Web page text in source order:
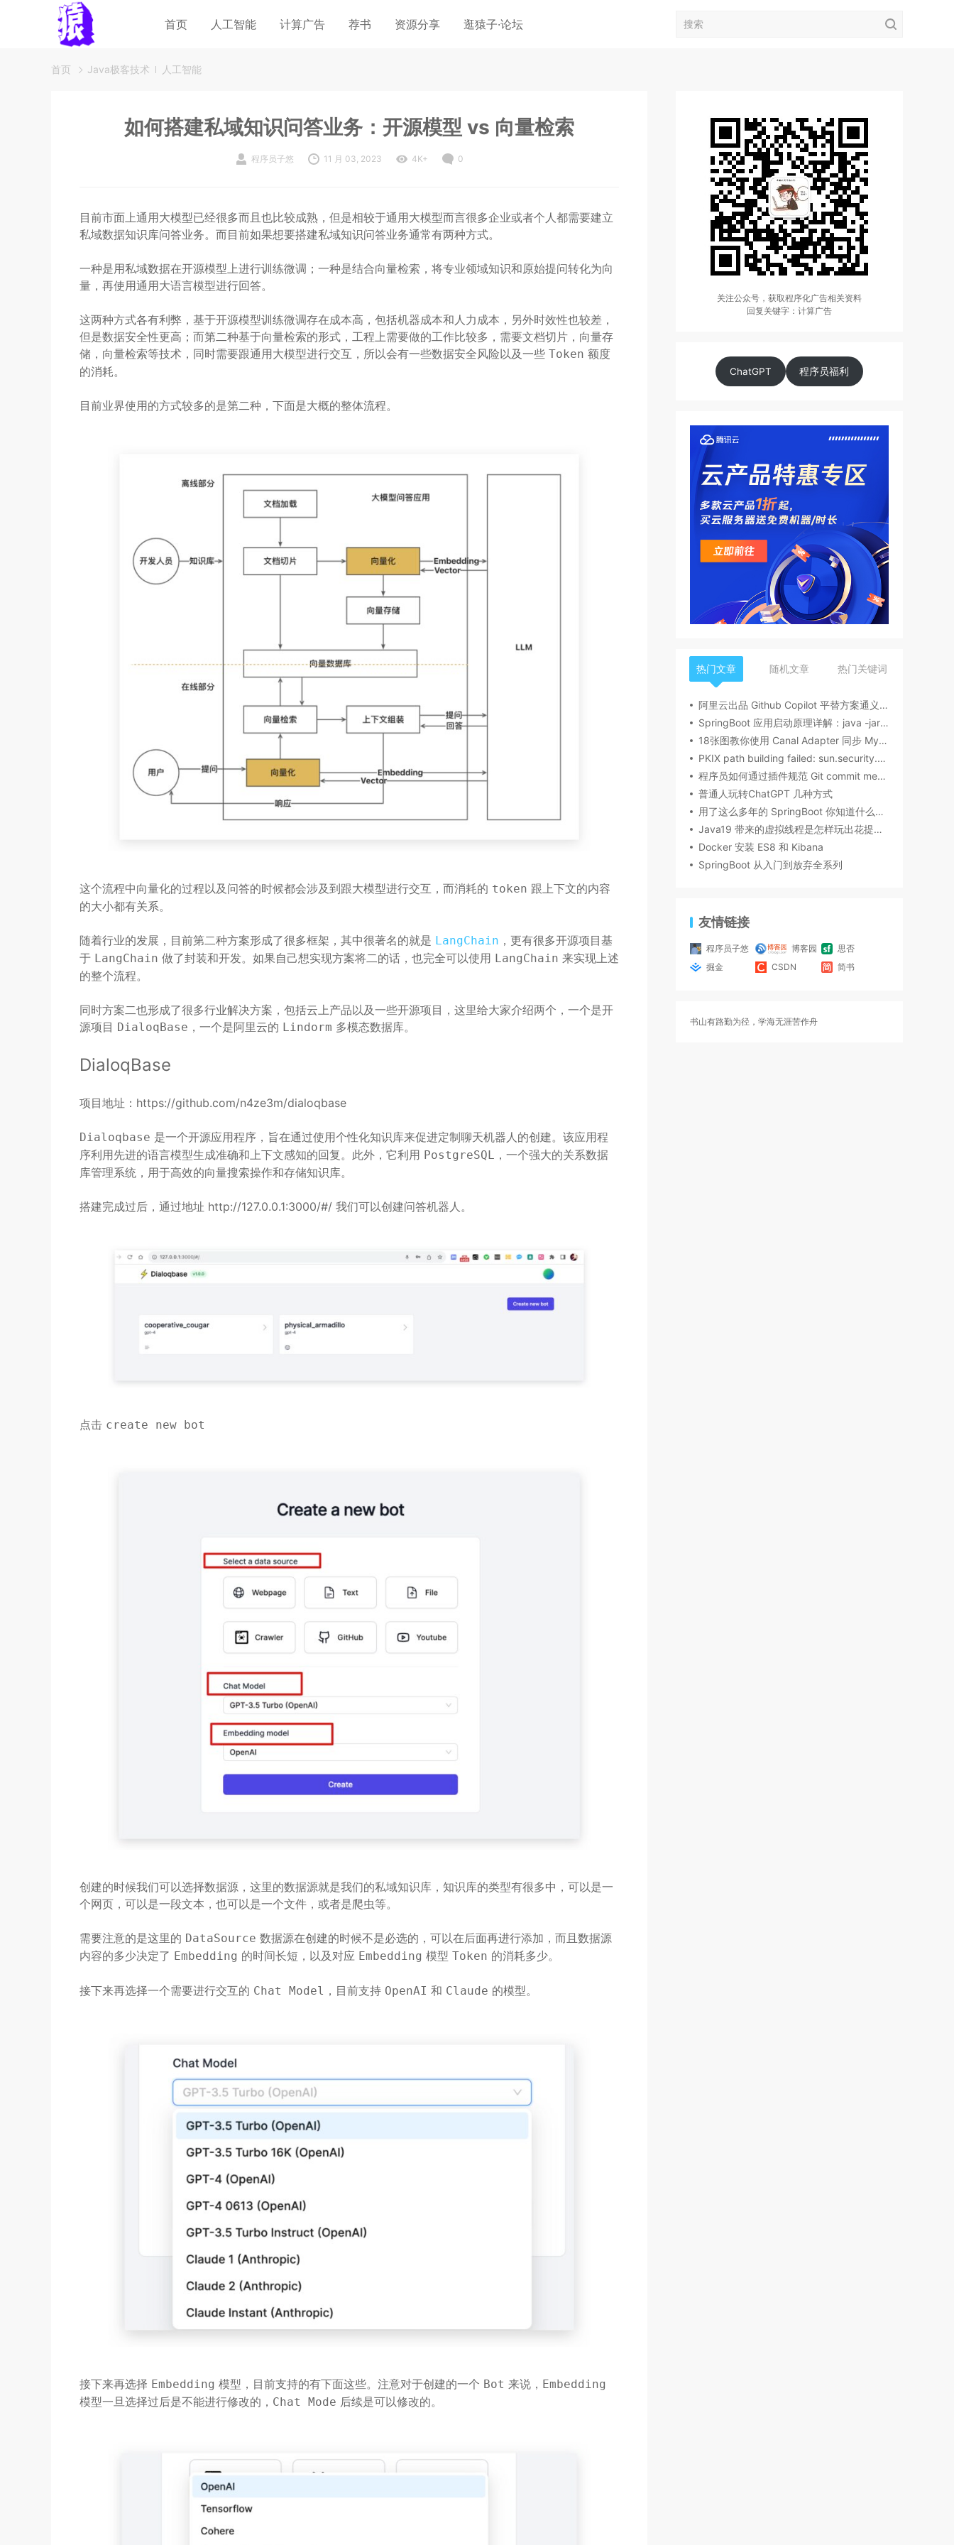
首页 人工智能 计算广告 荐书 资源分享 逛猿子·论坛
首页 Java极客技术 人工智能
如何搭建私域知识问答业务：开源模型 vs 向量检索
程序员子悠 11 月 03, 2023 4K+ 0
目前市面上通用大模型已经很多而且也比较成熟，但是相较于通用大模型而言很多企业或者个人都需要建立
私域数据知识库问答业务。而目前如果想要搭建私域知识问答业务通常有两种方式。
一种是用私域数据在开源模型上进行训练微调；一种是结合向量检索，将专业领域知识和原始提问转化为向
量，再使用通用大语言模型进行回答。
这两种方式各有利弊，基于开源模型训练微调存在成本高，包括机器成本和人力成本，另外时效性也较差，
但是数据安全性更高；而第二种基于向量检索的形式，工程上需要做的工作比较多，需要文档切片，向量存
储，向量检索等技术，同时需要跟通用大模型进行交互，所以会有一些数据安全风险以及一些 Token 额度
的消耗。
目前业界使用的方式较多的是第二种，下面是大概的整体流程。
这个流程中向量化的过程以及问答的时候都会涉及到跟大模型进行交互，而消耗的 token 跟上下文的内容
的大小都有关系。
随着行业的发展，目前第二种方案形成了很多框架，其中很著名的就是 LangChain ，更有很多开源项目基
于 LangChain 做了封装和开发。如果自己想实现方案将二的话，也完全可以使用 LangChain 来实现上述
的整个流程。
同时方案二也形成了很多行业解决方案，包括云上产品以及一些开源项目，这里给大家介绍两个，一个是开
源项目 DialoqBase ，一个是阿里云的 Lindorm 多模态数据库。
DialoqBase
项目地址：https://github.com/n4ze3m/dialoqbase
Dialoqbase 是一个开源应用程序，旨在通过使用个性化知识库来促进定制聊天机器人的创建。该应用程
序利用先进的语言模型生成准确和上下文感知的回复。此外，它利用 PostgreSQL
，一个强大的关系数据
库管理系统，用于高效的向量搜索操作和存储知识库。
搭建完成过后，通过地址 http://127.0.0.1:3000/#/ 我们可以创建问答机器人。
点击 create new bot
创建的时候我们可以选择数据源，这里的数据源就是我们的私域知识库，知识库的类型有很多中，可以是一
个网页，可以是一段文本，也可以是一个文件，或者是爬虫等。
需要注意的是这里的 DataSource 数据源在创建的时候不是必选的，可以在后面再进行添加，而且数据源
内容的多少决定了 Embedding 的时间长短，以及对应 Embedding 模型 Token 的消耗多少。
接下来再选择一个需要进行交互的 Chat Model ，目前支持 OpenAI 和 Claude 的模型。
接下来再选择 Embedding 模型，目前支持的有下面这些。注意对于创建的一个 Bot 来说， Embedding
模型一旦选择过后是不能进行修改的， Chat Mode 后续是可以修改的。
关注公众号，获取程序化广告相关资料
回复关键字：计算广告
ChatGPT 程序员福利
热门文章 随机文章 热门关键词
阿里云出品 Github Copilot 平替方案通义灵码编程助手！
SpringBoot 应用启动原理详解：java -jar命令运行背后的工作机制
18张图教你使用 Canal Adapter 同步 MySQL 数据到 ES8，建议收藏！
PKIX path building failed: sun.security.provider.certpath.SunCertPathBuilderException:
程序员如何通过插件规范 Git commit message 的提交？
普通人玩转ChatGPT 几种方式
用了这么多年的 SpringBoot 你知道什么是 SpringBoot 的 Web 类型推断吗？
Java19 带来的虚拟线程是怎样玩出花提升十倍性能的
Docker 安装 ES8 和 Kibana
SpringBoot 从入门到放弃全系列
友情链接
程序员子悠 博客园
思否
掘金
CSDN 简书
书山有路勤为径，学海无涯苦作舟